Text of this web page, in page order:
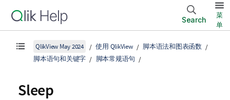
Search
菜
单
QlikView May 2024 使用 QlikView
脚本语法和图表函数
脚本语句和关键字
脚本常规语句
Sleep